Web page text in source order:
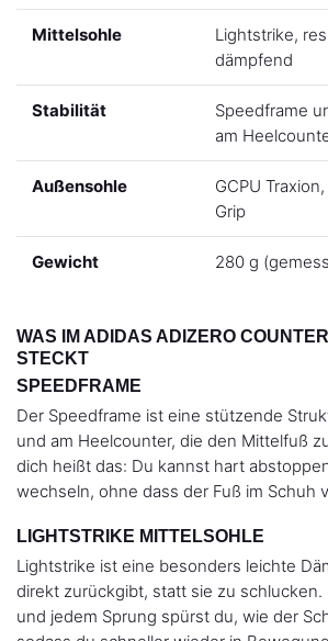
Mittelsohle
Lightstrike,
dämpfend
Stabilität
Speedframe
am
Außensohle
GCPU
Grip
Gewicht 280 g
WAS IM ADIDAS ADIZERO
STECKT
SPEEDFRAME
Der Speedframe ist eine stützende
und am Heelcounter, die den Mittelfuß
dich heißt das: Du kannst hart
wechseln, ohne dass der Fuß im Schuh
LIGHTSTRIKE MITTELSOHLE
Lightstrike ist eine besonders leichte
direkt zurückgibt, statt sie zu schlucken.
und jedem Sprung spürst du, wie der